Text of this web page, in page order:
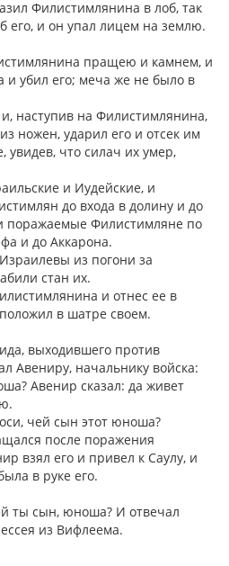
Филистимлянина в лоб, так
его, и он упал лицем на землю.
пращею и камнем, и
и убил его; меча же не было в
наступив на Филистимлянина,
ножен, ударил его и отсек им
увидев, что силач их умер,
и Иудейские, и
до входа в долину и до
поражаемые Филистимляне по
и до Аккарона.
из погони за
стан их.
и отнес ее в
в шатре своем.
выходившего против
Авениру, начальнику войска:
Авенир сказал: да живет
чей сын этот юноша?
после поражения
взял его и привел к Саулу, и
в руке его.
ты сын, юноша? И отвечал
из Вифлеема.